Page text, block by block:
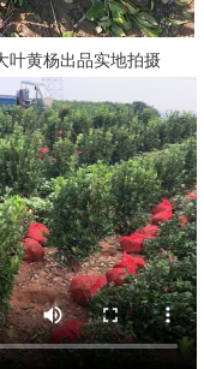
叶黄杨出品实地拍摄